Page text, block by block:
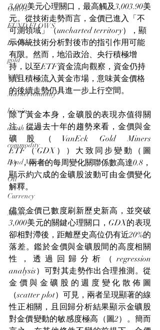
Others
FUND FLOWS
Backtest
gold
VIX
Market volatility
bitcoin
death cross
commodity
Bond Market
Oil
Currency
Macro
3,000美元心理關口，最高觸及3,003.90美
元。從技術走勢而言，金價已進入「不
可測領域」（uncharted territory），顯
示傳統技術分析對後市的指引作用可能
有限。然而，地沿政治、央行積極增
持，以至ETF資金流向觀察，資金仍持
續且積極流入黃金市場，意味黃金價格
的後續走勢仍具進一步上行空間。
除了黃金本身，金礦股的表現亦值得關
注。從過去十年的趨勢來看，金價與金
礦股（VanEck Gold Miners
ETF（GDX））大致同步變動（圖
1），兩者的每周變化關聯係數高達0.8，
顯示約六成的金礦股波動可由金價變化
解釋。
儘管金價已數度刷新歷史新高，並突破
3,000美元的關鍵心理關口，GDX的表現
卻相對滯後，距離歷史高位仍有近20%的
落差。鑑於金價與金礦股間的高度相關
性，透過回歸分析（regression
analysis）可對其走勢作出合理推測。從
金價與金礦股的週度變化散佈圖
（scatter plot）可見，兩者呈現顯著的線
性正相關，且回歸分析結果顯示金礦股
對金價變動的敏感度極高（圖2）。簡而